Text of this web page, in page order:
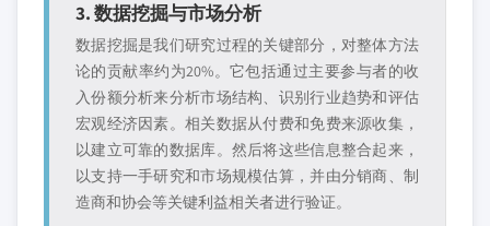
3. 数据挖掘与市场分析
数据挖掘是我们研究过程的关键部分，对整体方法
论的贡献率约为20%。它包括通过主要参与者的收
入份额分析来分析市场结构、识别行业趋势和评估
宏观经济因素。相关数据从付费和免费来源收集，
以建立可靠的数据库。然后将这些信息整合起来，
以支持一手研究和市场规模估算，并由分销商、制
造商和协会等关键利益相关者进行验证。